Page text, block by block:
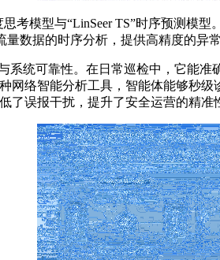
考模型与“LinSeer TS”时序预测模
数据的时序分析，提供高精度的异
系统可靠性。在日常巡检中，它能
网络智能分析工具，智能体能够秒
误报干扰，提升了安全运营的精准